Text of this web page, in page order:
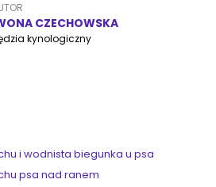
CZECHOWSKA
kynologiczny
i wodnista biegunka u psa
psa nad ranem